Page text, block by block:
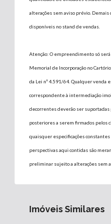
alterações sem aviso prévio. Demais
disponíveis no stand de vendas.
Atenção: O empreendimento só
Memorial de Incorporação no
da Lei nº 4.591/64. Qualquer venda
correspondente à intermediação
decorrentes deverão ser
posteriores a serem firmados pelos
quaisquer especificações
perspectivas aqui contidas são
preliminar sujeito a alterações sem
Imóveis Similares